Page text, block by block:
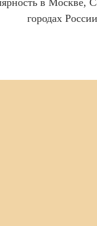
в Москве,
городах